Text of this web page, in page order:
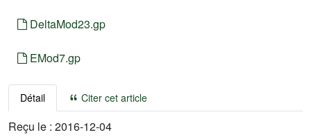
DeltaMod23.gp
EMod7.gp
Détail Citer cet article
Reçu le : 2016-12-04